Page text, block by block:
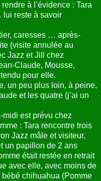
à l’évidence : Tara
lui reste à savoir
caresses … après-
(visite annulée au
Jazz et Jill chez
Claude, Mousse,
pour elle.
un peu plus loin, à peine,
et les quatre (j’ai un
midi est prévu chez
: Tara rencontre trois
Jazz mâle et visiteur,
un papillon de 2 ans
était restée en retrait
avec elle, avec moins de
bébé chihuahua (Pomme